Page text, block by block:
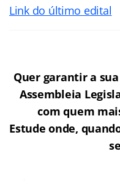
Link do último edital
Quer garantir a
Assembleia
com quem
Estude onde,